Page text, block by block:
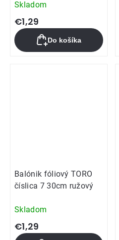
Skladom
€1,29
Do košíka
Balónik fóliový TORO
číslica 7 30cm ružový
Skladom
€1,29